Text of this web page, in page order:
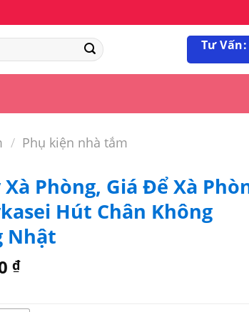
Tư Vấn:
/ Phụ kiện nhà tắm
Xà Phòng, Giá Để Xà
Hút Chân Không
Nhật
₫